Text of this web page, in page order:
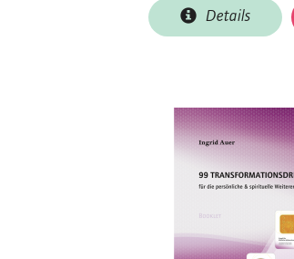
Details